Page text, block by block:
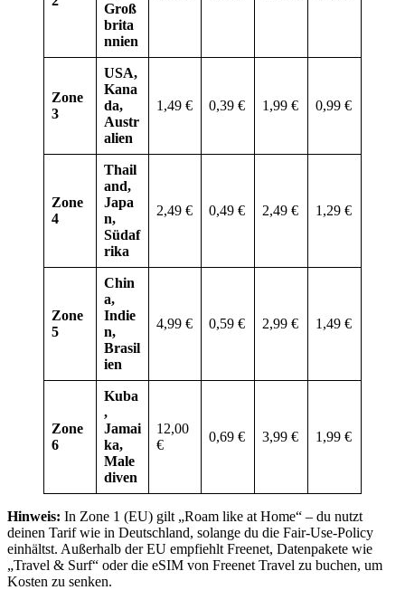
Groß
brita
nnien
Zone
3
USA,
Kana
da,
Austr
alien
1,49 € 0,39 € 1,99 € 0,99 €
Zone
4
Thail
and,
Japa
n,
Südaf
rika
2,49 € 0,49 € 2,49 € 1,29 €
Zone
5
Chin
a,
Indie
n,
Brasil
ien
4,99 € 0,59 € 2,99 € 1,49 €
Zone
6
Kuba
,
Jamai
ka,
Male
diven
12,00
€
0,69 € 3,99 € 1,99 €
Hinweis: In Zone 1 (EU) gilt „Roam like at Home“ – du nutzt
deinen Tarif wie in Deutschland, solange du die Fair-Use-Policy
einhältst. Außerhalb der EU empfiehlt Freenet, Datenpakete wie
„Travel & Surf“ oder die eSIM von Freenet Travel zu buchen, um
Kosten zu senken.